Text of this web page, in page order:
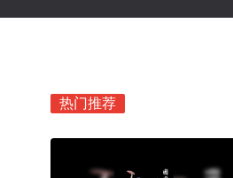
热门推荐